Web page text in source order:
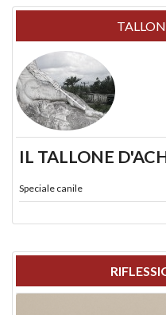
IL TALLONE
Speciale canile